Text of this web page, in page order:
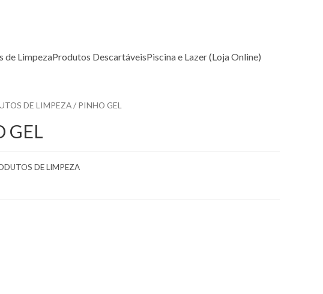
de LimpezaProdutos DescartáveisPiscina e Lazer (Loja Online)
DE LIMPEZA/ PINHO GEL
GEL
DE LIMPEZA